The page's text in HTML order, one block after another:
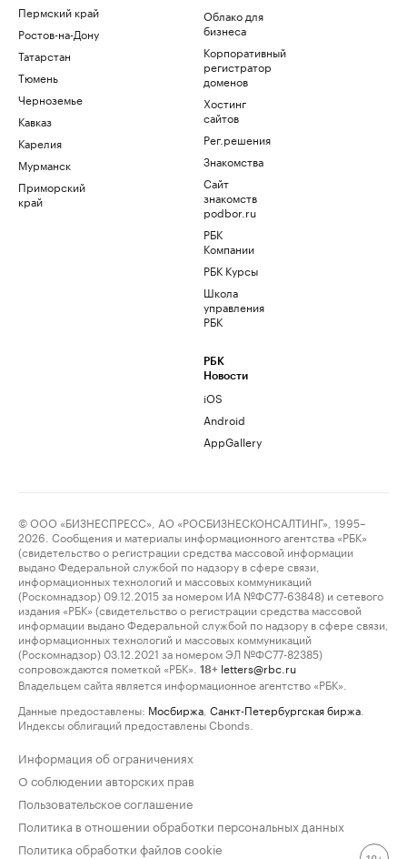
Пермский край
Ростов-на-Дону
Татарстан
Тюмень
Черноземье
Кавказ
Карелия
Мурманск
Приморский
край
Облако для
бизнеса
Корпоративный
регистратор
доменов
Хостинг
сайтов
Рег.решения
Знакомства
Сайт
знакомств
podbor.ru
РБК
Компании
РБК Курсы
Школа
управления
РБК
РБК
Новости
iOS
Android
AppGallery
© ООО «БИЗНЕСПРЕСС», АО «РОСБИЗНЕСКОНСАЛТИНГ», 1995–
2026. Сообщения и материалы информационного агентства «РБК»
(свидетельство о регистрации средства массовой информации
выдано Федеральной службой по надзору в сфере связи,
информационных технологий и массовых коммуникаций
(Роскомнадзор) 09.12.2015 за номером ИА №ФС77-63848) и сетевого
издания «РБК» (свидетельство о регистрации средства массовой
информации выдано Федеральной службой по надзору в сфере связи,
информационных технологий и массовых коммуникаций
(Роскомнадзор) 03.12.2021 за номером ЭЛ №ФС77-82385)
сопровождаются пометкой «РБК».
18+ letters@rbc.ru
Владельцем сайта является информационное агентство «РБК».
Данные предоставлены: Мосбиржа Санкт-Петербургская биржа
Индексы облигаций предоставлены Cbonds.
Информация об ограничениях
О соблюдении авторских прав
Пользовательское соглашение
Политика в отношении обработки персональных данных
Политика обработки файлов cookie